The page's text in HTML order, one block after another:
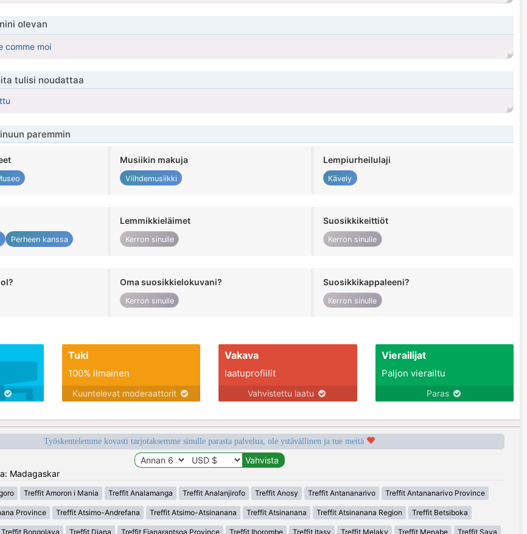
olevan
comme moi
tulisi noudattaa
paremmin
Musiikin makuja
Viihdemusiikki
Lempiurheilulaji
Kävely
Perheen kanssa
Lemmikkieläimet
Kerron sinulle
Suosikkikeittiöt
Kerron sinulle
Oma suosikkielokuvani?
Kerron sinulle
Suosikkikappaleeni?
Kerron sinulle
Tuki
100% ilmainen
Kuuntelevat moderaattorit
Vakava
laatuprofiilit
Vahvistettu laatu
Vierailijat
Paljon vierailtu
Paras
Työskentelemme kovasti tarjotaksemme sinulle parasta palvelua, ole ystävällinen ja tue meitä
Madagaskar
Treffit Amoron i Mania Treffit Analamanga Treffit Analanjirofo Treffit Anosy Treffit Antananarivo Treffit Antananarivo Province
Province Treffit Atsimo-Andrefana Treffit Atsimo-Atsinanana Treffit Atsinanana Treffit Atsinanana Region Treffit Betsiboka
Treffit Bongolava Treffit Diana Treffit Fianarantsoa Province Treffit Ihorombe Treffit Itasy Treffit Melaky Treffit Menabe Treffit Sava